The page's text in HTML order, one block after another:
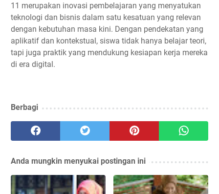
11 merupakan inovasi pembelajaran yang menyatukan
teknologi dan bisnis dalam satu kesatuan yang relevan
dengan kebutuhan masa kini. Dengan pendekatan yang
aplikatif dan kontekstual, siswa tidak hanya belajar teori,
tapi juga praktik yang mendukung kesiapan kerja mereka
di era digital.
Berbagi
Anda mungkin menyukai postingan ini